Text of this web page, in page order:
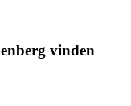
vinden